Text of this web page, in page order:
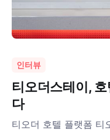
인터뷰
티오더스테이,
다
티오더 호텔 플랫폼 티